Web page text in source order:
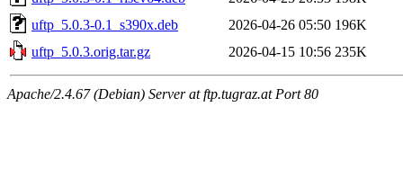
uftp_5.0.3-0.1_s390x.deb
2026-04-26 05:50 196K
uftp_5.0.3.orig.tar.gz
2026-04-15 10:56 235K
Apache/2.4.67 (Debian) Server at ftp.tugraz.at Port 80